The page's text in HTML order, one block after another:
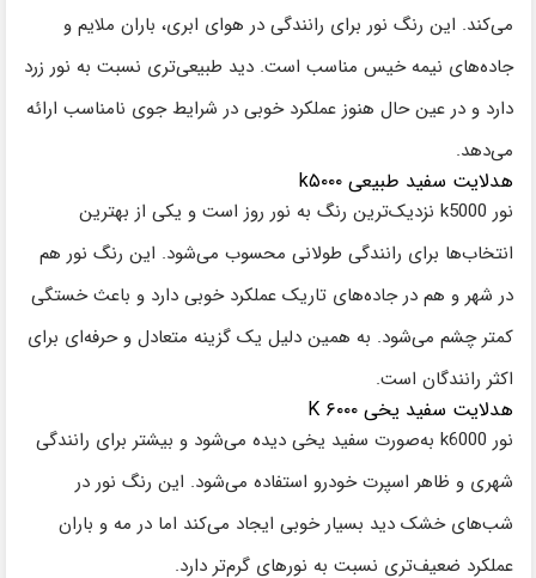
می‌کند. این رنگ نور برای رانندگی در هوای ابری، باران ملایم و
جاده‌های نیمه‌ خیس مناسب است. دید طبیعی‌تری نسبت به نور زرد
دارد و در عین حال هنوز عملکرد خوبی در شرایط جوی نامناسب ارائه
می‌دهد.
هدلایت سفید طبیعی k۵۰۰۰
نور k5000 نزدیک‌ترین رنگ به نور روز است و یکی از بهترین
انتخاب‌ها برای رانندگی طولانی محسوب می‌شود. این رنگ نور هم
در شهر و هم در جاده‌های تاریک عملکرد خوبی دارد و باعث خستگی
کمتر چشم می‌شود. به همین دلیل یک گزینه متعادل و حرفه‌ای برای
اکثر رانندگان است.
هدلایت سفید یخی K ۶۰۰۰
نور k6000 به‌صورت سفید یخی دیده می‌شود و بیشتر برای رانندگی
شهری و ظاهر اسپرت خودرو استفاده می‌شود. این رنگ نور در
شب‌های خشک دید بسیار خوبی ایجاد می‌کند اما در مه و باران
عملکرد ضعیف‌تری نسبت به نورهای گرم‌تر دارد.